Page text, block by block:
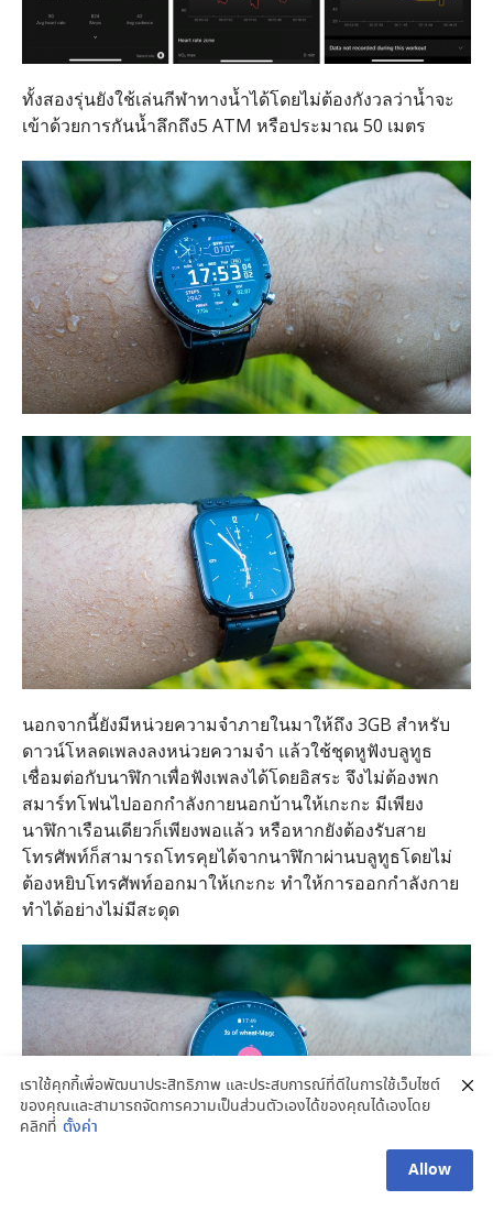
ทั้งสองรุ่นยังใช้เล่นกีฬาทางน้ำได้โดยไม่ต้องกังวลว่าน้ำจะ
เข้าด้วยการกันน้ำลึกถึง5 ATM หรือประมาณ 50 เมตร
นอกจากนี้ยังมีหน่วยความจำภายในมาให้ถึง 3GB สำหรับ
ดาวน์โหลดเพลงลงหน่วยความจำ แล้วใช้ชุดหูฟังบลูทูธ
เชื่อมต่อกับนาฬิกาเพื่อฟังเพลงได้โดยอิสระ จึงไม่ต้องพก
สมาร์ทโฟนไปออกกำลังกายนอกบ้านให้เกะกะ มีเพียง
นาฬิกาเรือนเดียวก็เพียงพอแล้ว หรือหากยังต้องรับสาย
โทรศัพท์ก็สามารถโทรคุยได้จากนาฬิกาผ่านบลูทูธโดยไม่
ต้องหยิบโทรศัพท์ออกมาให้เกะกะ ทำให้การออกกำลังกาย
ทำได้อย่างไม่มีสะดุด
เราใช้คุกกี้เพื่อพัฒนาประสิทธิภาพ และประสบการณ์ที่ดีในการใช้เว็บไซต์
ของคุณและสามารถจัดการความเป็นส่วนตัวเองได้ของคุณได้เองโดย
คลิกที่ ตั้งค่า
Allow